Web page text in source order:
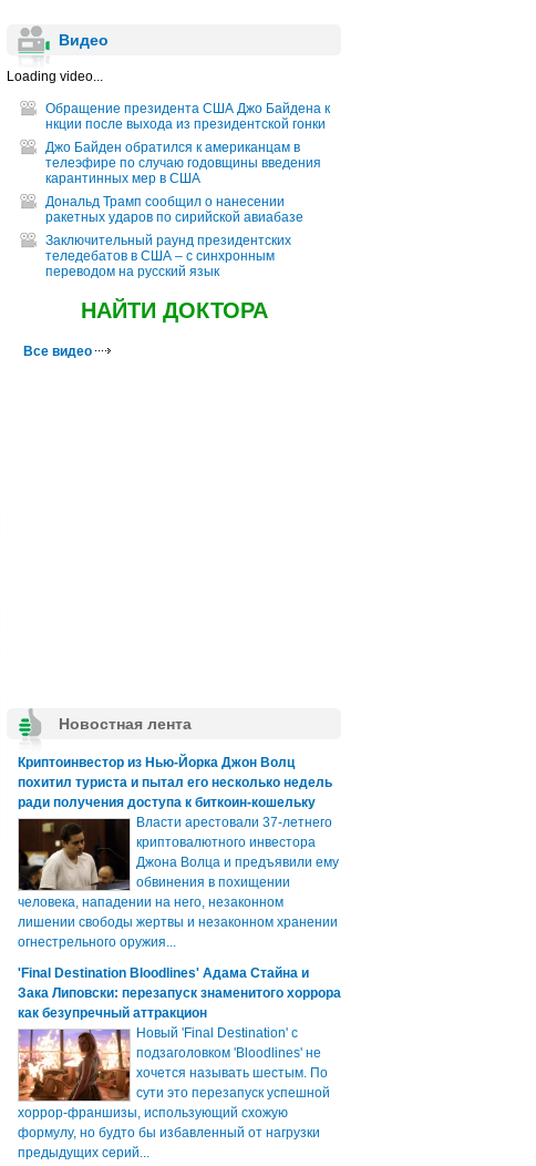
Видео
Loading video...
Обращение президента США Джо Байдена к
нкции после выхода из президентской гонки
Джо Байден обратился к американцам в
телеэфире по случаю годовщины введения
карантинных мер в США
Дональд Трамп сообщил о нанесении
ракетных ударов по сирийской авиабазе
Заключительный раунд президентских
теледебатов в США – с синхронным
переводом на русский язык
НАЙТИ ДОКТОРА
Все видео
Новостная лента
Криптоинвестор из Нью-Йорка Джон Волц
похитил туриста и пытал его несколько недель
ради получения доступа к биткоин-кошельку
Власти арестовали 37-летнего
криптовалютного инвестора
Джона Волца и предъявили ему
обвинения в похищении
человека, нападении на него, незаконном
лишении свободы жертвы и незаконном хранении
огнестрельного оружия...
'Final Destination Bloodlines' Адама Стайна и
Зака Липовски: перезапуск знаменитого хоррора
как безупречный аттракцион
Новый 'Final Destination' с
подзаголовком 'Bloodlines' не
хочется называть шестым. По
сути это перезапуск успешной
хоррор-франшизы, использующий схожую
формулу, но будто бы избавленный от нагрузки
предыдущих серий...